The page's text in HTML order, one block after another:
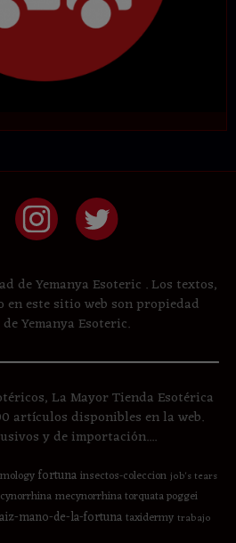
de Yemanya Esoteric . Los textos,
en este sitio web son propiedad
Yemanya Esoteric.
La Mayor Tienda Esotérica
artículos disponibles en la web.
y de importación....
fortunainsectos-coleccion job's tears
mecynorrhina torquata poggei
mano-de-la-fortunataxidermy trabajo